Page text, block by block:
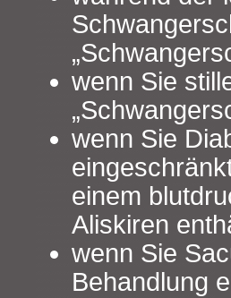
wenn Sie
wenn Sie
einem
Aliskiren
wenn Sie
Behandlung